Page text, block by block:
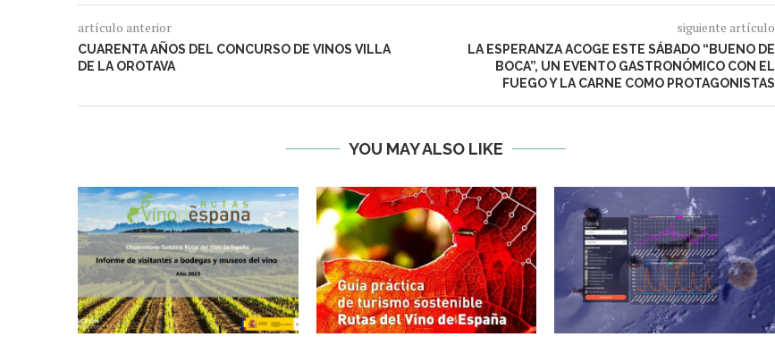
artículo anterior
CUARENTA AÑOS DEL CONCURSO DE VINOS VILLA
DE LA OROTAVA
siguiente artículo
LA ESPERANZA ACOGE ESTE SÁBADO “BUENO DE
BOCA”, UN EVENTO GASTRONÓMICO CON EL
FUEGO Y LA CARNE COMO PROTAGONISTAS
YOU MAY ALSO LIKE